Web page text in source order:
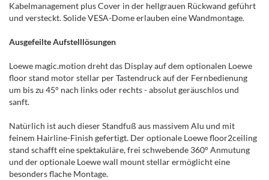
Kabelmanagement plus Cover in der hellgrauen Rückwand geführt
und versteckt. Solide VESA-Dome erlauben eine Wandmontage.
Ausgefeilte Aufstelllösungen
Loewe magic.motion dreht das Display auf dem optionalen Loewe
floor stand motor stellar per Tastendruck auf der Fernbedienung
um bis zu 45° nach links oder rechts - absolut geräuschlos und
sanft.
Natürlich ist auch dieser Standfuß aus massivem Alu und mit
feinem Hairline-Finish gefertigt. Der optionale Loewe floor2ceiling
stand schafft eine spektakuläre, frei schwebende 360° Anmutung
und der optionale Loewe wall mount stellar ermöglicht eine
besonders flache Montage.